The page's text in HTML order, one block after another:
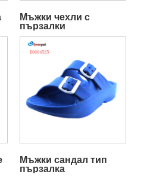
Мъжки чехли с
пързалки
Мъжки сандал тип
пързалка